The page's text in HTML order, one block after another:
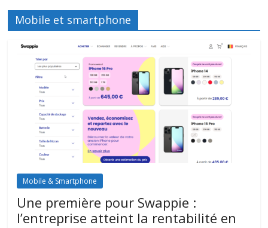
Mobile et smartphone
Mobile & Smartphone
Une première pour Swappie :
l’entreprise atteint la rentabilité en